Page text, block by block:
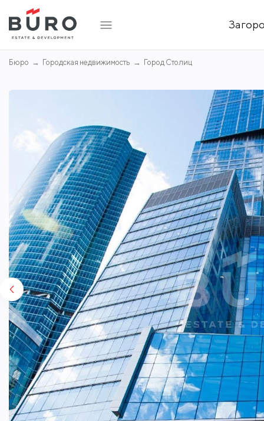
Бюро Городская недвижимость Город Столиц